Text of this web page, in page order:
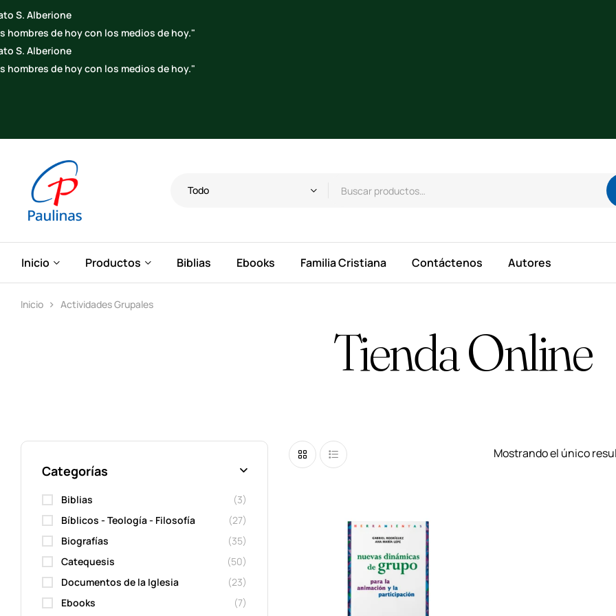
Todo
Inicio Productos Biblias Ebooks Familia Cristiana Contáctenos Autores
Inicio Actividades Grupales
Tienda Online
Mostrando el único
Categorías
Biblias
(3)
Bíblicos - Teología - Filosofía
(27)
Biografías
(35)
Catequesis
(50)
Documentos de la Iglesia
(23)
Ebooks
(7)